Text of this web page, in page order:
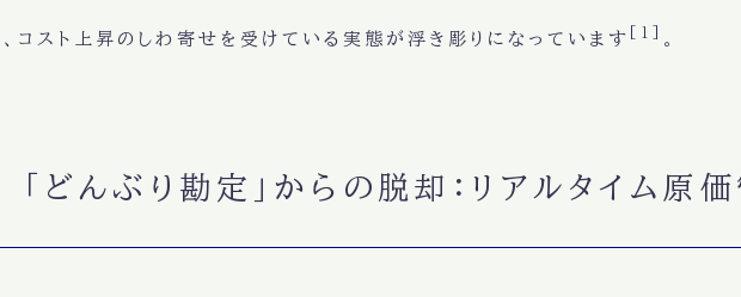
、コスト上昇のしわ寄せを受けている実態が浮き彫りになっています 。
どんぶり勘定」からの脱却：リアルタイム原